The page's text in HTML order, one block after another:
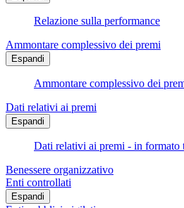
Relazione sulla performance
Ammontare complessivo dei premi
Espandi
Ammontare complessivo dei
Dati relativi ai premi
Espandi
Dati relativi ai premi - in formato
Benessere organizzativo
Enti controllati
Espandi